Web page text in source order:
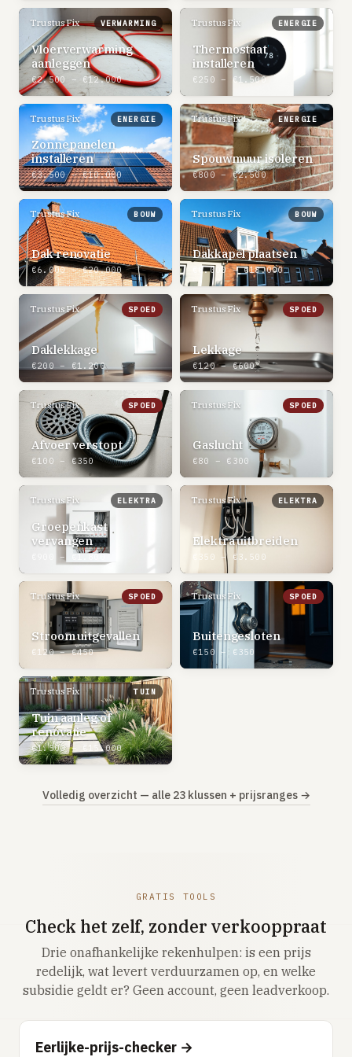
TrustusFix VERWARMING
Vloerverwarming
aanleggen
€2.500 – €12.000
TrustusFix ENERGIE
Thermostaat
installeren
€250 – €1.500
TrustusFix ENERGIE
Zonnepanelen
installeren
€3.500 – €10.000
TrustusFix ENERGIE
Spouwmuur isoleren
€800 – €2.500
TrustusFix BOUW
Dak renovatie
€6.000 – €20.000
TrustusFix BOUW
Dakkapel plaatsen
€8.000 – €18.000
TrustusFix SPOED
Daklekkage
€200 – €1.200
TrustusFix SPOED
Lekkage
€120 – €600
TrustusFix SPOED
Afvoer verstopt
€100 – €350
TrustusFix SPOED
Gaslucht
€80 – €300
TrustusFix ELEKTRA
Groepenkast
vervangen
€900 – €1.800
TrustusFix ELEKTRA
Elektra uitbreiden
€350 – €3.500
TrustusFix SPOED
Stroom uitgevallen
€120 – €450
TrustusFix SPOED
Buitengesloten
€150 – €350
TrustusFix TUIN
Tuin aanleg of
renovatie
€1.500 – €15.000
Volledig overzicht — alle 23 klussen + prijsranges →
GRATIS TOOLS
Check het zelf, zonder verkooppraat
Drie onafhankelijke rekenhulpen: is een prijs
redelijk, wat levert verduurzamen op, en welke
subsidie geldt er? Geen account, geen leadverkoop.
Eerlijke-prijs-checker →